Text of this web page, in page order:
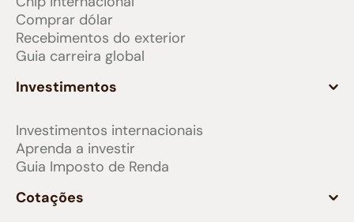
Comprar dólar
Recebimentos do exterior
Guia carreira global
Investimentos
Investimentos internacionais
Aprenda a investir
Guia Imposto de Renda
Cotações